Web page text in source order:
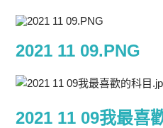
2021 11 09.PNG
2021 11 09我最喜